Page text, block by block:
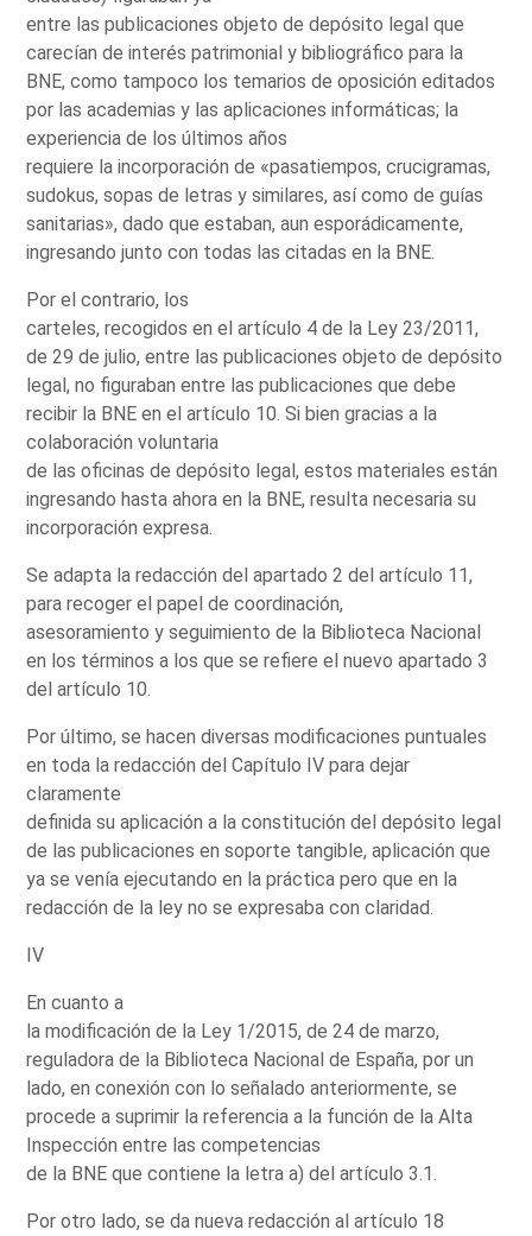
entre las publicaciones objeto de depósito legal que
carecían de interés patrimonial y bibliográfico para la
BNE, como tampoco los temarios de oposición editados
por las academias y las aplicaciones informáticas; la
experiencia de los últimos años
requiere la incorporación de «pasatiempos, crucigramas,
sudokus, sopas de letras y similares, así como de guías
sanitarias», dado que estaban, aun esporádicamente,
ingresando junto con todas las citadas en la BNE.
Por el contrario, los
carteles, recogidos en el artículo 4 de la Ley 23/2011,
de 29 de julio, entre las publicaciones objeto de depósito
legal, no figuraban entre las publicaciones que debe
recibir la BNE en el artículo 10. Si bien gracias a la
colaboración voluntaria
de las oficinas de depósito legal, estos materiales están
ingresando hasta ahora en la BNE, resulta necesaria su
incorporación expresa.
Se adapta la redacción del apartado 2 del artículo 11,
para recoger el papel de coordinación,
asesoramiento y seguimiento de la Biblioteca Nacional
en los términos a los que se refiere el nuevo apartado 3
del artículo 10.
Por último, se hacen diversas modificaciones puntuales
en toda la redacción del Capítulo IV para dejar
claramente
definida su aplicación a la constitución del depósito legal
de las publicaciones en soporte tangible, aplicación que
ya se venía ejecutando en la práctica pero que en la
redacción de la ley no se expresaba con claridad.
IV
En cuanto a
la modificación de la Ley 1/2015, de 24 de marzo,
reguladora de la Biblioteca Nacional de España, por un
lado, en conexión con lo señalado anteriormente, se
procede a suprimir la referencia a la función de la Alta
Inspección entre las competencias
de la BNE que contiene la letra a) del artículo 3.1.
Por otro lado, se da nueva redacción al artículo 18